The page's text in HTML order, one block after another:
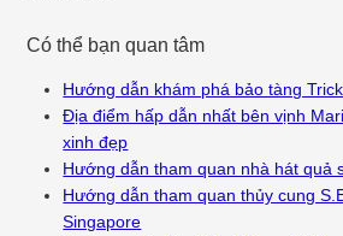
Có thể bạn quan tâm
Hướng dẫn khám phá bảo tàng
Địa điểm hấp dẫn nhất bên vịnh
xinh đẹp
Hướng dẫn tham quan nhà hát quả
Hướng dẫn tham quan thủy cung
Singapore